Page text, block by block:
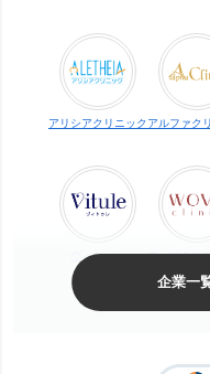
アリシアクリニック アルファク
ヴィトゥレ
ウォブクリ
目黒